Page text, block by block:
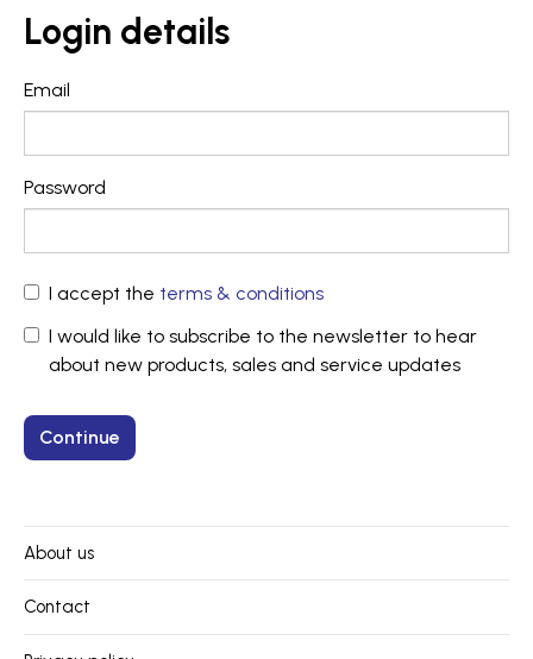
Login details
Email
Password
I accept the terms & conditions
I would like to subscribe to the newsletter to hear
about new products, sales and service updates
About us
Contact